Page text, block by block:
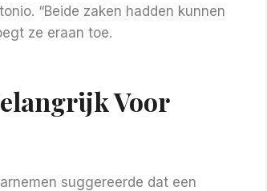
“Beide zaken hadden kunnen
ze eraan toe.
Voor
suggereerde dat een